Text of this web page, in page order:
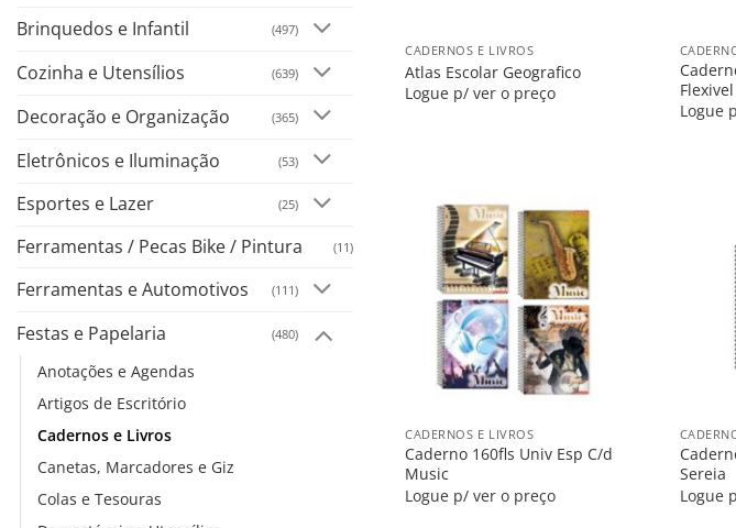
Brinquedos e Infantil (497)
Cozinha e Utensílios (639)
Decoração e Organização (365)
Eletrônicos e Iluminação (53)
Esportes e Lazer (25)
Ferramentas / Pecas Bike / Pintura (11)
Ferramentas e Automotivos (111)
Festas e Papelaria (480)
Anotações e Agendas
Artigos de Escritório
Cadernos e Livros
Canetas, Marcadores e Giz
Colas e Tesouras
CADERNOS E LIVROS
Atlas Escolar Geografico
Logue p/ ver o preço
Flexivel
Logue
Salvar
CADERNOS E LIVROS
Caderno 160fls Univ Esp C/d
Music
Logue p/ ver o preço
Sereia
Logue